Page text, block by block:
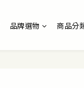
品牌選物 商品分